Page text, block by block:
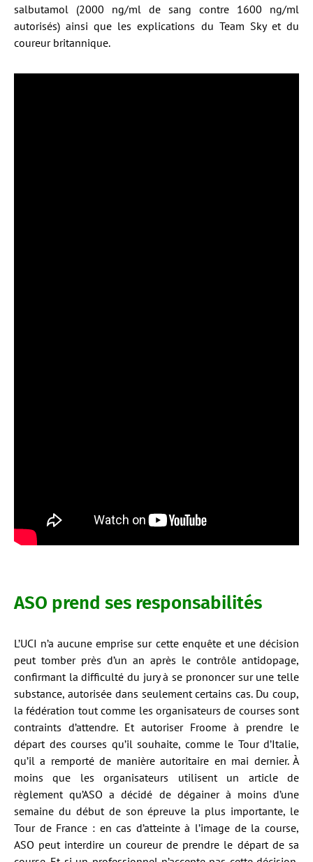
salbutamol (2000 ng/ml de sang contre 1600 ng/ml
autorisés) ainsi que les explications du Team Sky et du
coureur britannique.
ASO prend ses responsabilités
L’UCI n’a aucune emprise sur cette enquête et une décision
peut tomber près d’un an après le contrôle antidopage,
confirmant la difficulté du jury à se prononcer sur une telle
substance, autorisée dans seulement certains cas. Du coup,
la fédération tout comme les organisateurs de courses sont
contraints d’attendre. Et autoriser Froome à prendre le
départ des courses qu’il souhaite, comme le Tour d’Italie,
qu’il a remporté de manière autoritaire en mai dernier. À
moins que les organisateurs utilisent un article de
règlement qu’ASO a décidé de dégainer à moins d’une
semaine du début de son épreuve la plus importante, le
Tour de France : en cas d’atteinte à l’image de la course,
ASO peut interdire un coureur de prendre le départ de sa